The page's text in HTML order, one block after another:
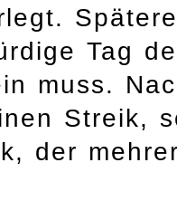
Tag
muss.
Streik,
der